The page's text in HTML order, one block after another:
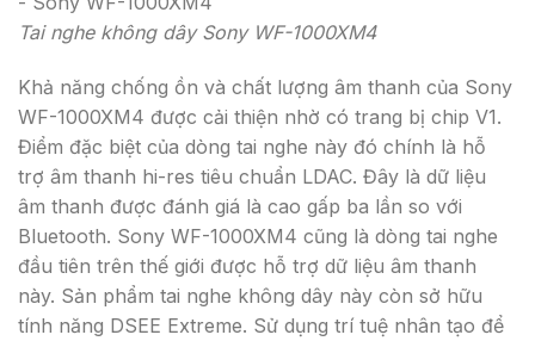
Tai nghe không dây Sony WF-1000XM4
Khả năng chống ồn và chất lượng âm thanh của Sony
WF-1000XM4 được cải thiện nhờ có trang bị chip V1.
Điểm đặc biệt của dòng tai nghe này đó chính là hỗ
trợ âm thanh hi-res tiêu chuẩn LDAC. Đây là dữ liệu
âm thanh được đánh giá là cao gấp ba lần so với
Bluetooth. Sony WF-1000XM4 cũng là dòng tai nghe
đầu tiên trên thế giới được hỗ trợ dữ liệu âm thanh
này. Sản phẩm tai nghe không dây này còn sở hữu
tính năng DSEE Extreme. Sử dụng trí tuệ nhân tạo để